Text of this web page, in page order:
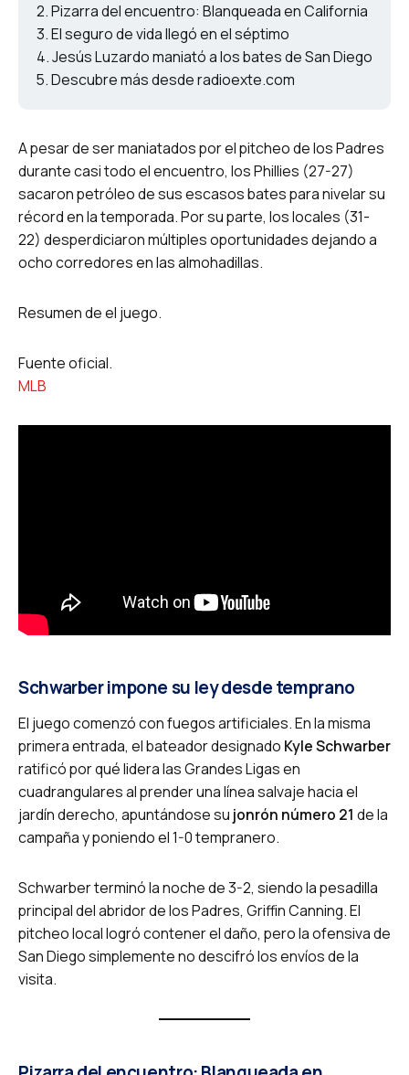
Pizarra del encuentro: Blanqueada en California
El seguro de vida llegó en el séptimo
Jesús Luzardo maniató a los bates de San Diego
Descubre más desde radioexte.com
A pesar de ser maniatados por el pitcheo de los Padres
durante casi todo el encuentro, los Phillies (27-27)
sacaron petróleo de sus escasos bates para nivelar su
récord en la temporada. Por su parte, los locales (31-
22) desperdiciaron múltiples oportunidades dejando a
ocho corredores en las almohadillas.
Resumen de el juego.
Fuente oficial.
MLB
Schwarber impone su ley desde temprano
El juego comenzó con fuegos artificiales. En la misma
primera entrada, el bateador designado Kyle Schwarber
ratificó por qué lidera las Grandes Ligas en
cuadrangulares al prender una línea salvaje hacia el
jardín derecho, apuntándose su jonrón número 21 de la
campaña y poniendo el 1-0 tempranero.
Schwarber terminó la noche de 3-2, siendo la pesadilla
principal del abridor de los Padres, Griffin Canning. El
pitcheo local logró contener el daño, pero la ofensiva de
San Diego simplemente no descifró los envíos de la
visita.